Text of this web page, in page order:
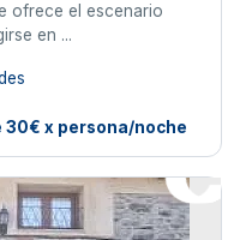
ofrece el escenario
en ...
30€ x persona/noche